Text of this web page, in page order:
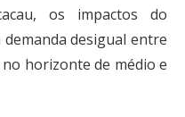
os impactos do
desigual entre
horizonte de médio e